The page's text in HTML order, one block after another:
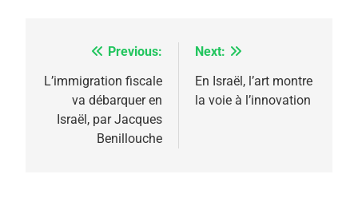
Navigation
de
l’article
Previous:
L’immigration fiscale
va débarquer en
Israël, par Jacques
Benillouche
Next:
En Israël, l’art montre
la voie à l’innovation